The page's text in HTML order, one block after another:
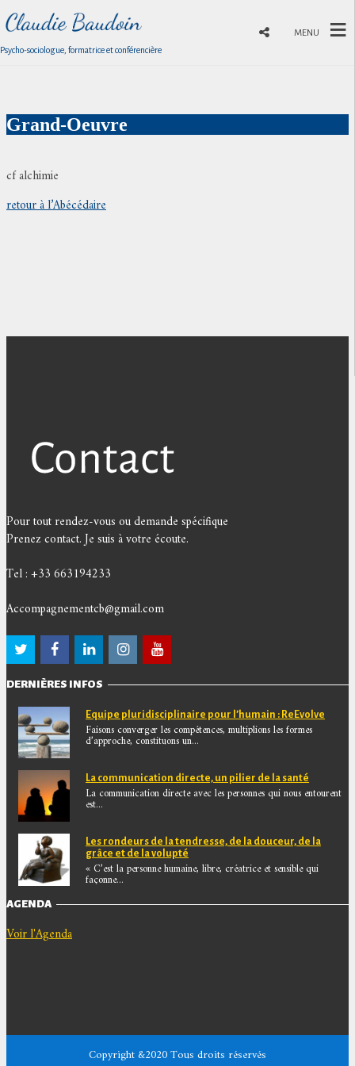
Psycho-sociologue, formatrice et conférencière
MENU
Grand-Oeuvre
cf alchimie
retour à l’Abécédaire
Pour tout rendez-vous ou demande spécifique
Prenez contact. Je suis à votre écoute.
Tel : +33 663194233
Accompagnementcb@gmail.com
DERNIÈRES INFOS
Equipe pluridisciplinaire pour l’humain : ReEvolve
Faisons converger les compétences, multiplions les formes
d’approche, constituons un...
La communication directe, un pilier de la santé
La communication directe avec les personnes qui nous entourent
est...
Les rondeurs de la tendresse, de la douceur, de la
grâce et de la volupté
« C’est la personne humaine, libre, créatrice et sensible qui
façonne...
AGENDA
Voir l'Agenda
Copyright &2020 Tous droits réservés